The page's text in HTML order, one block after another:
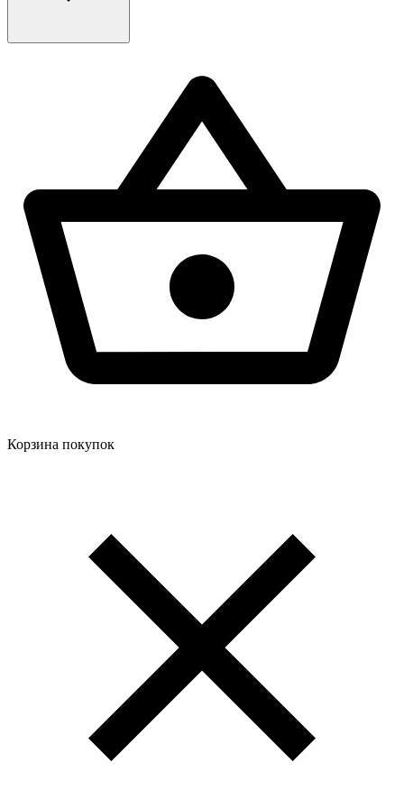
Корзина покупок